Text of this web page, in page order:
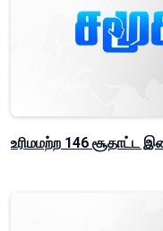
உரிமமற்ற 146